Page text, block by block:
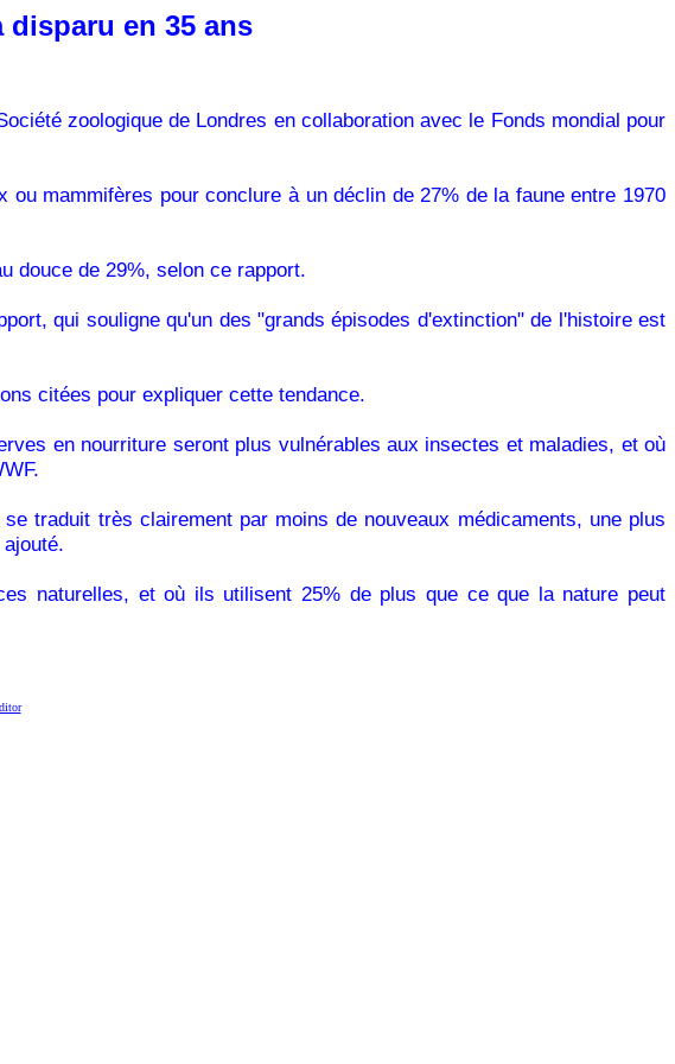
en 35 ans
zoologique de Londres en collaboration avec le Fonds mondial pour
mammifères pour conclure à un déclin de 27% de la faune entre 1970
douce de 29%, selon ce rapport.
qui souligne qu'un des "grands épisodes d'extinction" de l'histoire est
citées pour expliquer cette tendance.
en nourriture seront plus vulnérables aux insectes et maladies, et où
traduit très clairement par moins de nouveaux médicaments, une plus
naturelles, et où ils utilisent 25% de plus que ce que la nature peut